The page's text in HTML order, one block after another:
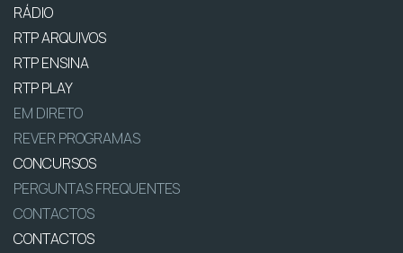
RÁDIO
RTP ARQUIVOS
RTP ENSINA
RTP PLAY
EM DIRETO
REVER PROGRAMAS
CONCURSOS
PERGUNTAS FREQUENTES
CONTACTOS
CONTACTOS